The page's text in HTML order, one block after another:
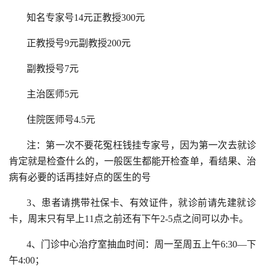
知名专家号14元正教授300元
正教授号9元副教授200元
副教授号7元
主治医师5元
住院医师号4.5元
注：第一次不要花冤枉钱挂专家号，因为第一次去就诊
肯定就是检查什么的，一般医生都能开检查单，看结果、治
病有必要的话再挂好点的医生的号
3、患者请携带社保卡、有效证件，就诊前请先建就诊
卡，周末只有早上11点之前还有下午2-5点之间可以办卡。
4、门诊中心治疗室抽血时间：周一至周五上午6:30—下
午4:00；